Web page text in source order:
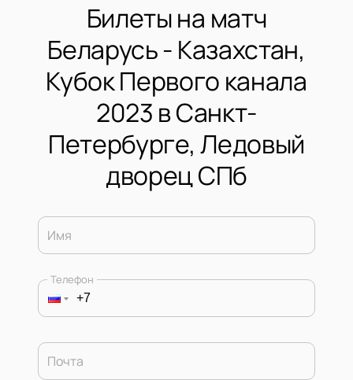
Билеты на матч
Беларусь - Казахстан,
Кубок Первого канала
2023 в Санкт-
Петербурге, Ледовый
дворец СПб
Имя
Телефон
Почта